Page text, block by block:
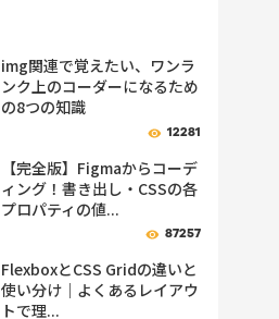
img関連で覚えたい、ワンラ
ンク上のコーダーになるため
の8つの知識
12281
【完全版】Figmaからコーデ
ィング！書き出し・CSSの各
プロパティの値...
87257
FlexboxとCSS Gridの違いと
使い分け｜よくあるレイアウ
トで理...